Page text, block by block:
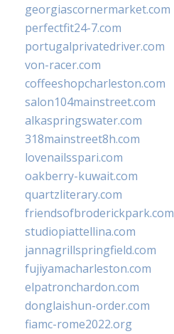
georgiascornermarket.com
perfectfit24-7.com
portugalprivatedriver.com
von-racer.com
coffeeshopcharleston.com
salon104mainstreet.com
alkaspringswater.com
318mainstreet8h.com
lovenailsspari.com
oakberry-kuwait.com
quartzliterary.com
friendsofbroderickpark.com
studiopiattellina.com
jannagrillspringfield.com
fujiyamacharleston.com
elpatronchardon.com
donglaishun-order.com
fiamc-rome2022.org